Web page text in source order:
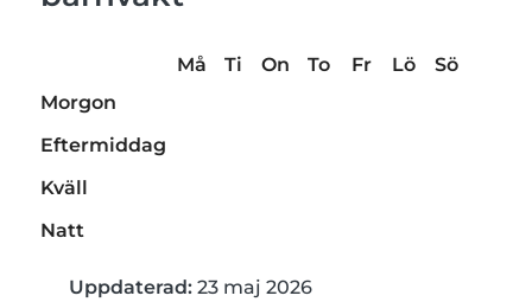
Må Ti On To Fr Lö
Sö
Morgon
Eftermiddag
Kväll
Natt
Uppdaterad: 23 maj 2026